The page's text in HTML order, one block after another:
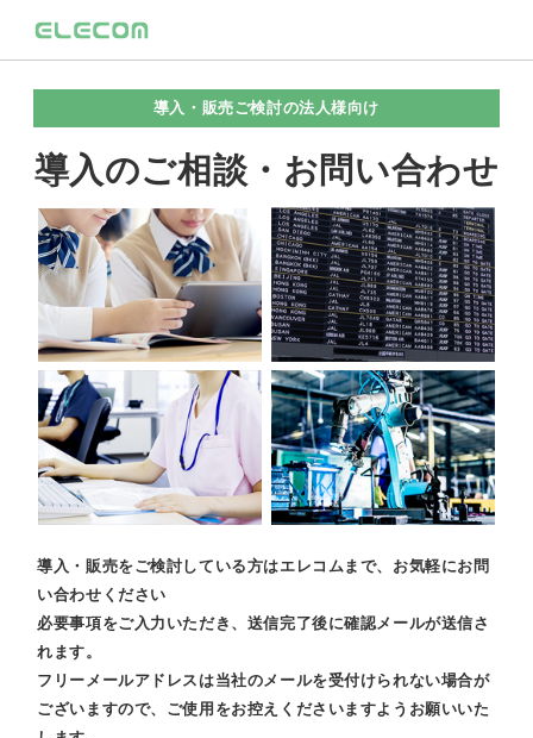
導入・販売ご検討の法人様向け
導入のご相談・お問い合わせ
導入・販売をご検討している方はエレコムまで、お気軽にお問
い合わせください
必要事項をご入力いただき、送信完了後に確認メールが送信さ
れます。
フリーメールアドレスは当社のメールを受付けられない場合が
ございますので、ご使用をお控えくださいますようお願いいた